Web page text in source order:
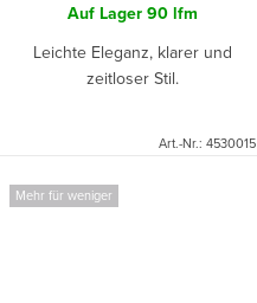
Auf Lager90 lfm
Leichte Eleganz, klarer und
zeitloser Stil.
Art.-Nr.: 4530015
Mehr für weniger